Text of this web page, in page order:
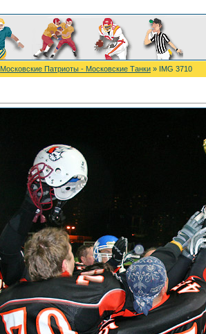
Московские Патриоты - Московские Танки » IMG 3710